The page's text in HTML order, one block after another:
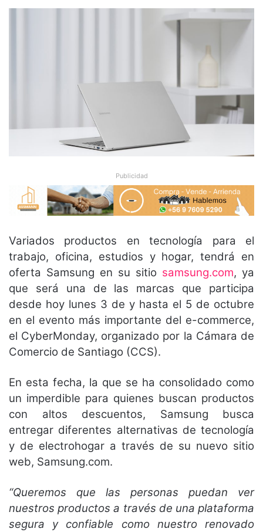
Publicidad
Variados productos en tecnología para el
trabajo, oficina, estudios y hogar, tendrá en
oferta Samsung en su sitio samsung.com, ya
que será una de las marcas que participa
desde hoy lunes 3 de y hasta el 5 de octubre
en el evento más importante del e-commerce,
el CyberMonday, organizado por la Cámara de
Comercio de Santiago (CCS).
En esta fecha, la que se ha consolidado como
un imperdible para quienes buscan productos
con altos descuentos, Samsung busca
entregar diferentes alternativas de tecnología
y de electrohogar a través de su nuevo sitio
web, Samsung.com.
“Queremos que las personas puedan ver
nuestros productos a través de una plataforma
segura y confiable como nuestro renovado